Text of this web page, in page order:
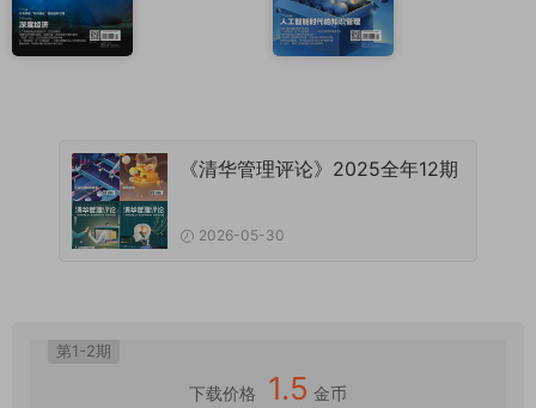
《清华管理评论》2025全年12期
2026-05-30
第1-2期
下载价格 1.5 金币